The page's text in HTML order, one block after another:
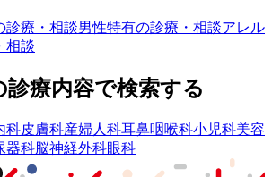
診療・相談男性特有の診療・相談アレル
相談
診療内容で検索する
科皮膚科産婦人科耳鼻咽喉科小児科美容
器科脳神経外科眼科